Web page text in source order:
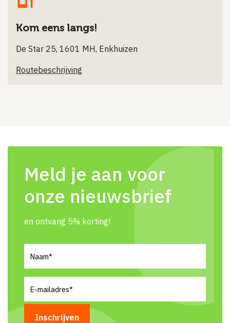
Kom eens langs!
De Star 25, 1601 MH, Enkhuizen
Routebeschrijving
Meld je aan voor
onze nieuwsbrief
en ontvang 5% korting!
mailadres(Vereist)